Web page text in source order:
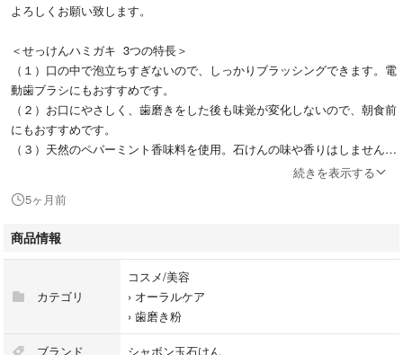
よろしくお願い致します。
＜せっけんハミガキ 3つの特長＞
（１）口の中で泡立ちすぎないので、しっかりブラッシングできます。電
動歯ブラシにもおすすめです。
（２）お口にやさしく、歯磨きをした後も味覚が変化しないので、朝食前
にもおすすめです。
（３）天然のペパーミント香味料を使用。石けんの味や香りはしません。
ラウリル硫酸ナトリウムなどの合成界面活性剤、パラペンなどの防腐剤を
使用していません。
発泡剤に石けん成分のみの純植物性無添加石けんを使用しています。
続きを表示する
5ヶ月前
商品情報
カテゴリ
コスメ/美容
› オーラルケア
› 歯磨き粉
ブランド シャボン玉石けん